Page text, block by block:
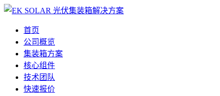
首页
公司概览
集装箱方案
核心组件
技术团队
快速报价